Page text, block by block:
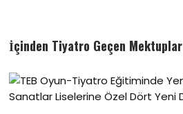
İçinden Tiyatro Geçen Mektuplar